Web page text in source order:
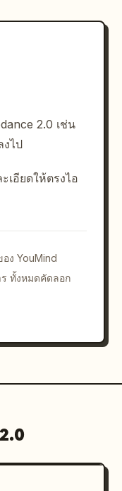
2.0 เช่น
ไป
เอียดให้ตรงไอ
ง YouMind
ทั้งหมดคัดลอก